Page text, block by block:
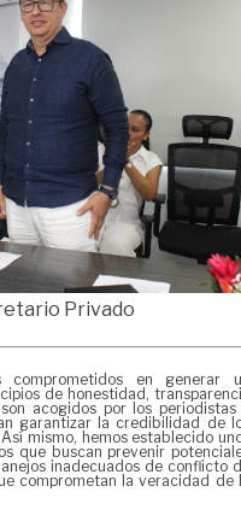
Privado
comprometidos en generar
de honestidad,
acogidos por los periodistas
garantizar la credibilidad de
mismo, hemos establecido
que buscan prevenir
inadecuados de conflicto
comprometan la veracidad de